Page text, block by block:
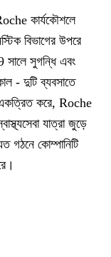
কার্যকৌশলে
বিভাগের উপরে
সুগন্ধি এবং
- দুটি ব্যবসাতে
করে, Roche
যাত্রা জুড়ে
গঠনে কোম্পানিটি